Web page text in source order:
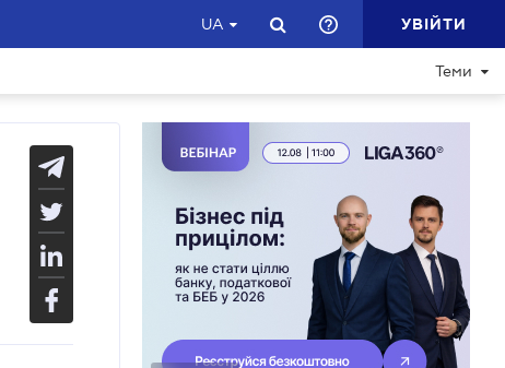
UA УВІЙТИ
Теми